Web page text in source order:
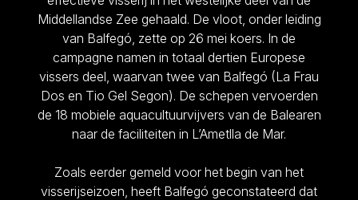
Middellandse Zee gehaald. De vloot, onder leiding
van Balfegó, zette op 26 mei koers. In de
campagne namen in totaal dertien Europese
vissers deel, waarvan twee van Balfegó (La Frau
Dos en Tio Gel Segon). De schepen vervoerden
de 18 mobiele aquacultuurvijvers van de Balearen
naar de faciliteiten in L’Ametlla de Mar.
Zoals eerder gemeld voor het begin van het
visserijseizoen, heeft Balfegó geconstateerd dat